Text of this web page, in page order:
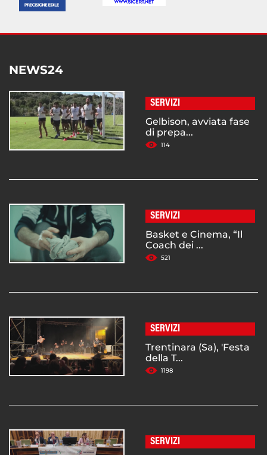
NEWS24
SERVIZI
Gelbison, avviata fase
di prepa...
114
SERVIZI
Basket e Cinema, “Il
Coach dei ...
521
SERVIZI
Trentinara (Sa), 'Festa
della T...
1198
SERVIZI